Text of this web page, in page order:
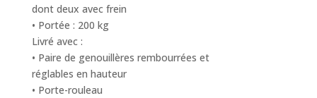
dont deux avec frein
• Portée : 200 kg
Livré avec :
• Paire de genouillères rembourrées et
réglables en hauteur
• Porte-rouleau